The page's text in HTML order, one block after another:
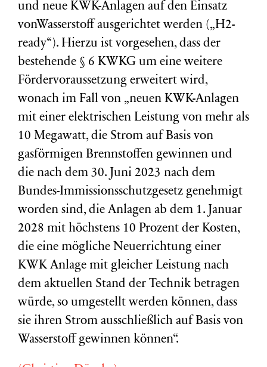
und neue KWK-Anlagen auf den Einsatz
vonWasserstoff ausgerichtet werden („H2-
ready“). Hierzu ist vorgesehen, dass der
bestehende § 6 KWKG um eine weitere
Fördervoraussetzung erweitert wird,
wonach im Fall von „neuen KWK-Anlagen
mit einer elektrischen Leistung von mehr als
10 Megawatt, die Strom auf Basis von
gasförmigen Brennstoffen gewinnen und
die nach dem 30. Juni 2023 nach dem
Bundes-Immissionsschutzgesetz genehmigt
worden sind, die Anlagen ab dem 1. Januar
2028 mit höchstens 10 Prozent der Kosten,
die eine mögliche Neuerrichtung einer
KWK Anlage mit gleicher Leistung nach
dem aktuellen Stand der Technik betragen
würde, so umgestellt werden können, dass
sie ihren Strom ausschließlich auf Basis von
Wasserstoff gewinnen können“.